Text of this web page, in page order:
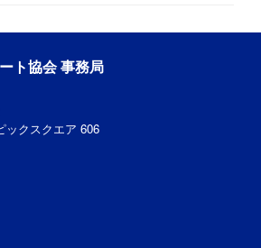
ト協会 事務局
ックスクエア 606